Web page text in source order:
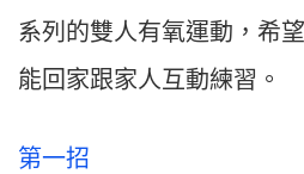
系列的雙人有氧運動，希
能回家跟家人互動練習。
第一招